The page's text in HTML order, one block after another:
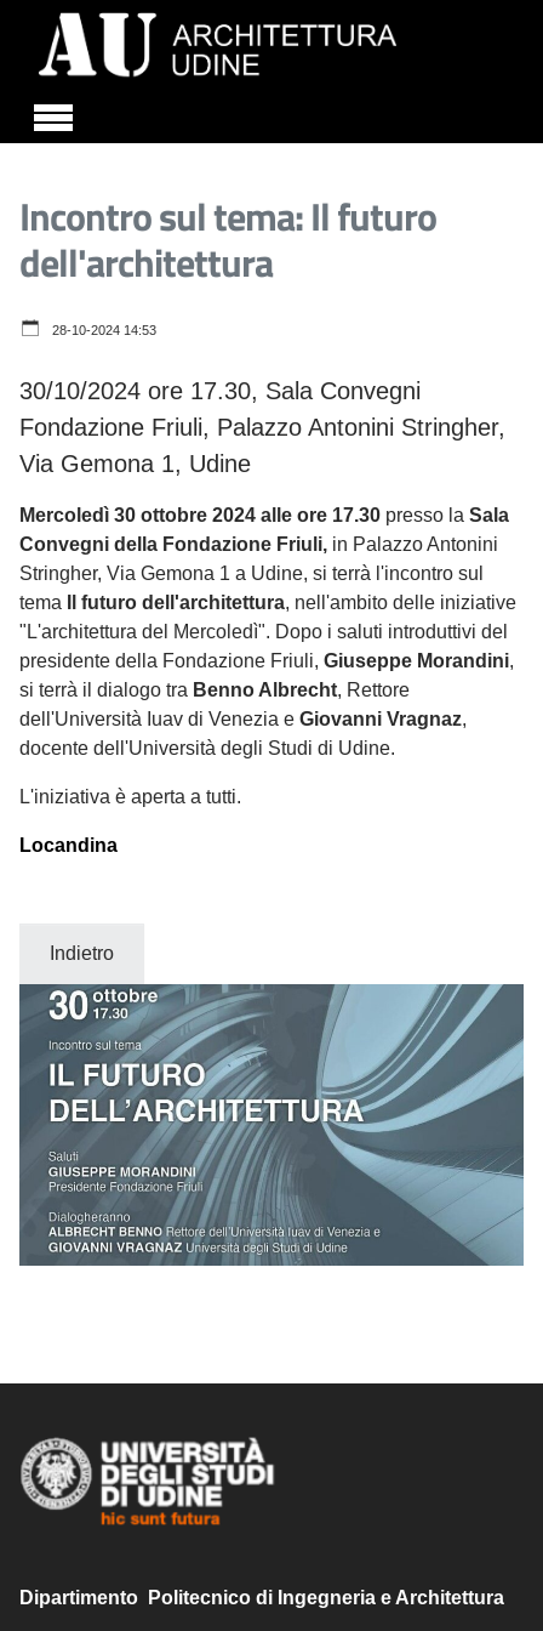
Incontro sul tema: Il futuro
dell'architettura
28-10-2024 14:53
30/10/2024 ore 17.30, Sala Convegni
Fondazione Friuli, Palazzo Antonini Stringher,
Via Gemona 1, Udine
Mercoledì 30 ottobre 2024 alle ore 17.30 presso la Sala
Convegni della Fondazione Friuli, in Palazzo Antonini
Stringher, Via Gemona 1 a Udine, si terrà l'incontro sul
tema
Il futuro dell'architettura, nell'ambito delle iniziative
"L'architettura del Mercoledì". Dopo i saluti introduttivi del
presidente della Fondazione Friuli, Giuseppe Morandini,
si terrà il dialogo tra Benno Albrecht, Rettore
dell'Università Iuav di Venezia e Giovanni Vragnaz,
docente dell'Università degli Studi di Udine.
L'iniziativa è aperta a tutti.
Locandina
Indietro
Dipartimento Politecnico di Ingegneria e Architettura